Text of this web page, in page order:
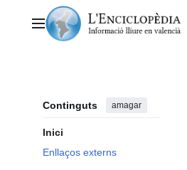
contingutMenú principal
Continguts amagar
Inici
Enllaços externs